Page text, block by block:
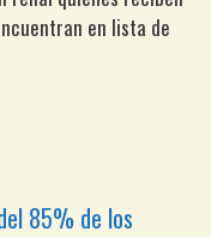
en lista de
85% de los